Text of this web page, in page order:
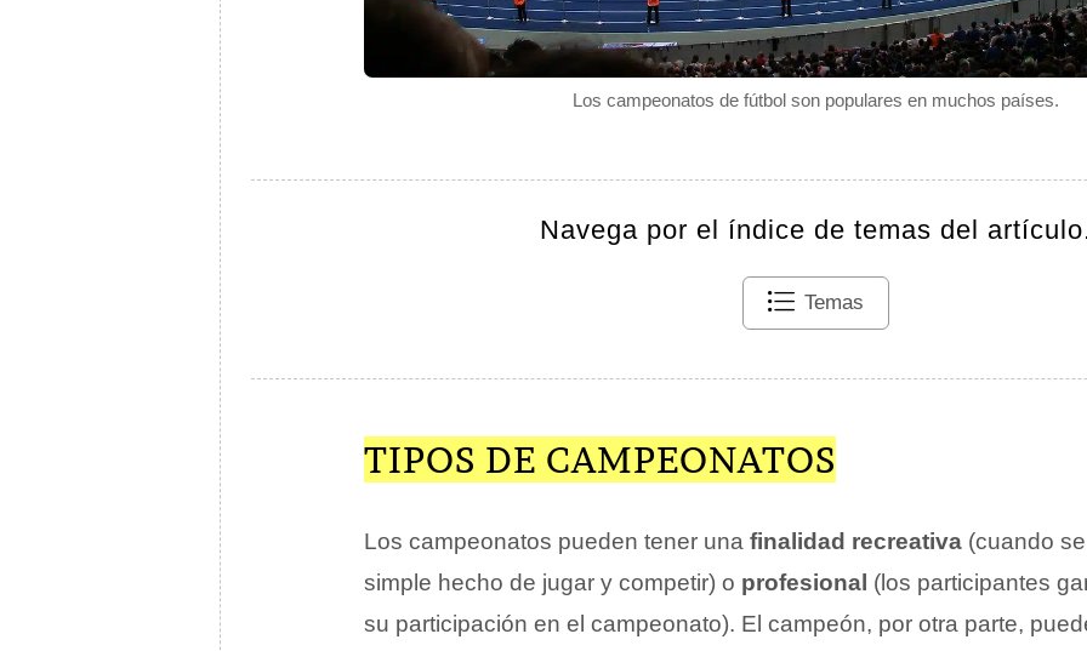
Los campeonatos de fútbol son populares en muchos países.
Navega por el índice de temas del
Temas
TIPOS DE CAMPEONATOS
Los campeonatos pueden tener una finalidad recreativa (cuando
simple hecho de jugar y competir) o profesional (los participantes
su participación en el campeonato). El campeón, por otra parte,